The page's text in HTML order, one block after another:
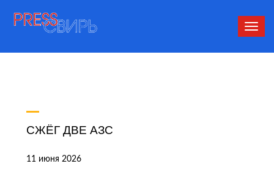
СЖЁГ ДВЕ АЗС
11 июня 2026